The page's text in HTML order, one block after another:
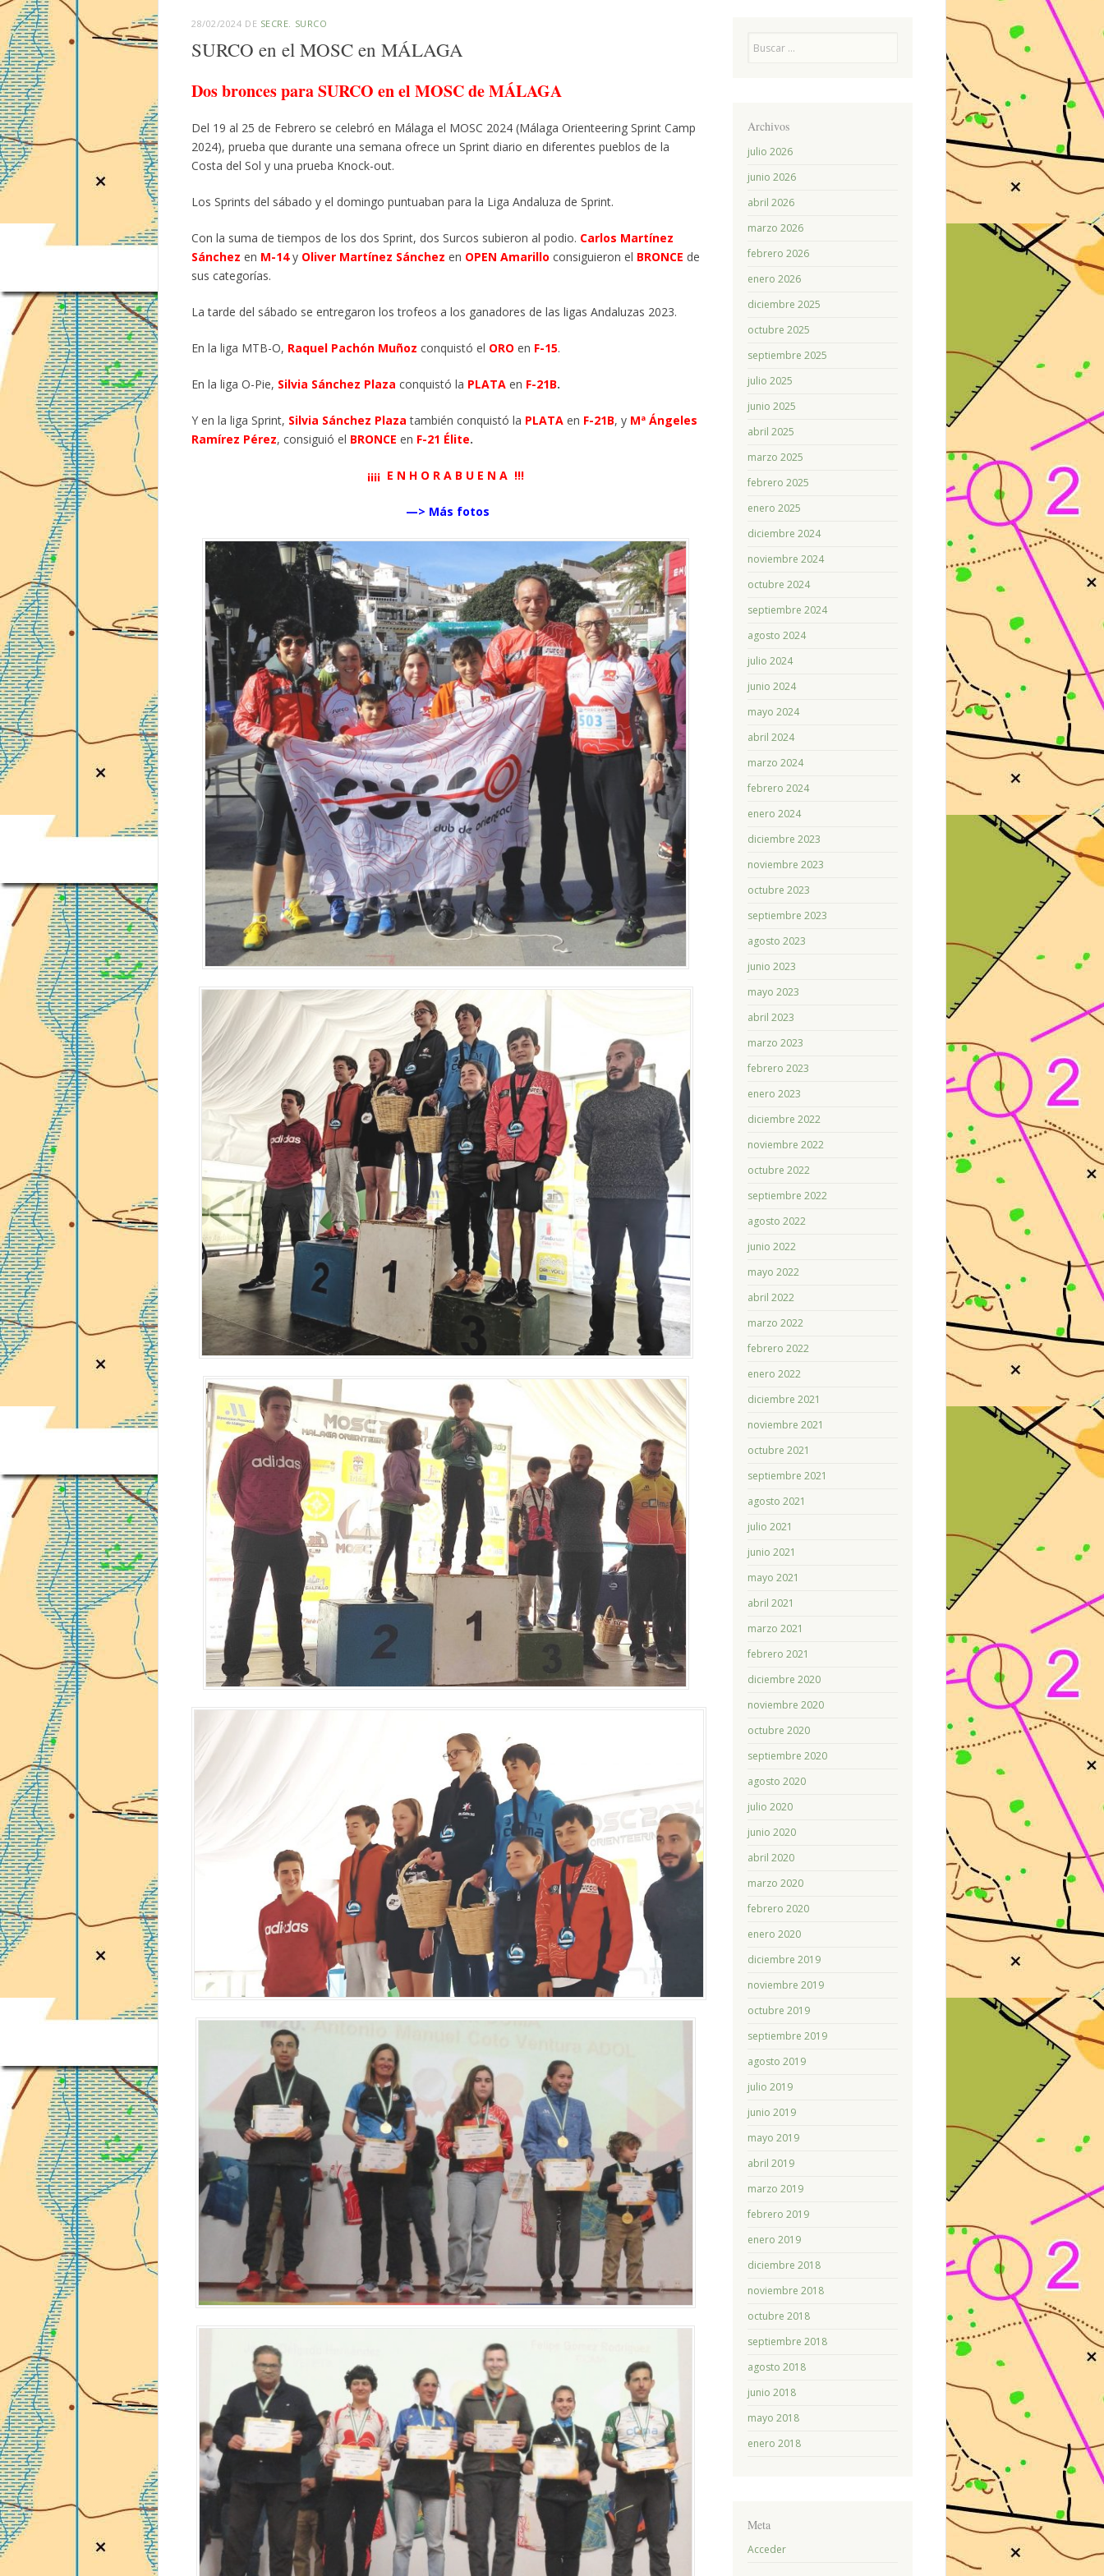
28/02/2024 DE SECRE. SURCO
SURCO en el MOSC en MÁLAGA
Dos bronces para SURCO en el MOSC de MÁLAGA
Del 19 al 25 de Febrero se celebró en Málaga el MOSC 2024 (Málaga Orienteering Sprint Camp
2024), prueba que durante una semana ofrece un Sprint diario en diferentes pueblos de la
Costa del Sol y una prueba Knock-out.
Los Sprints del sábado y el domingo puntuaban para la Liga Andaluza de Sprint.
Con la suma de tiempos de los dos Sprint, dos Surcos subieron al podio. Carlos Martínez
Sánchez en M-14y Oliver Martínez Sánchez en OPEN Amarillo consiguieron el BRONCE de
sus categorías.
La tarde del sábado se entregaron los trofeos a los ganadores de las ligas Andaluzas 2023.
En la liga MTB-O, Raquel Pachón Muñoz conquistó el ORO en F-15.
En la liga O-Pie, Silvia Sánchez Plaza conquistó la PLATA en F-21B.
Y en la liga Sprint, Silvia Sánchez Plaza también conquistó la PLATA en F-21B, y Mª Ángeles
Ramírez Pérez, consiguió el BRONCE en F-21 Élite.
¡¡¡¡ E N H O R A B U E N A !!!
—> Más fotos
Archivos
julio 2026
junio 2026
abril 2026
marzo 2026
febrero 2026
enero 2026
diciembre 2025
octubre 2025
septiembre 2025
julio 2025
junio 2025
abril 2025
marzo 2025
febrero 2025
enero 2025
diciembre 2024
noviembre 2024
octubre 2024
septiembre 2024
agosto 2024
julio 2024
junio 2024
mayo 2024
abril 2024
marzo 2024
febrero 2024
enero 2024
diciembre 2023
noviembre 2023
octubre 2023
septiembre 2023
agosto 2023
junio 2023
mayo 2023
abril 2023
marzo 2023
febrero 2023
enero 2023
diciembre 2022
noviembre 2022
octubre 2022
septiembre 2022
agosto 2022
junio 2022
mayo 2022
abril 2022
marzo 2022
febrero 2022
enero 2022
diciembre 2021
noviembre 2021
octubre 2021
septiembre 2021
agosto 2021
julio 2021
junio 2021
mayo 2021
abril 2021
marzo 2021
febrero 2021
diciembre 2020
noviembre 2020
octubre 2020
septiembre 2020
agosto 2020
julio 2020
junio 2020
abril 2020
marzo 2020
febrero 2020
enero 2020
diciembre 2019
noviembre 2019
octubre 2019
septiembre 2019
agosto 2019
julio 2019
junio 2019
mayo 2019
abril 2019
marzo 2019
febrero 2019
enero 2019
diciembre 2018
noviembre 2018
octubre 2018
septiembre 2018
agosto 2018
junio 2018
mayo 2018
enero 2018
Meta
Acceder